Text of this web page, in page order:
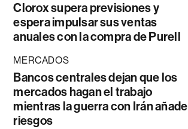
Clorox supera previsiones y
espera impulsar sus ventas
anuales con la compra de Purell
MERCADOS
Bancos centrales dejan que los
mercados hagan el trabajo
mientras la guerra con Irán añade
riesgos